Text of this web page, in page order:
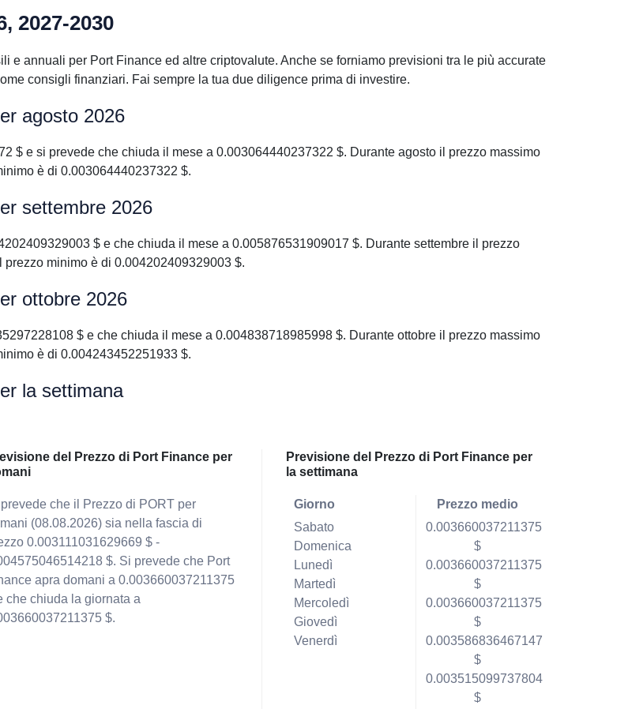
2027-2030
e annuali per Port Finance ed altre criptovalute. Anche se forniamo previsioni tra le più accurate
consigli finanziari. Fai sempre la tua due diligence prima di investire.
agosto 2026
$ e si prevede che chiuda il mese a 0.003064440237322 $. Durante agosto il prezzo massimo
è di 0.003064440237322 $.
settembre 2026
$ e che chiuda il mese a 0.005876531909017 $. Durante settembre il prezzo
minimo è di 0.004202409329003 $.
ottobre 2026
$ e che chiuda il mese a 0.004838718985998 $. Durante ottobre il prezzo massimo
è di 0.004243452251933 $.
la settimana
del Prezzo di Port Finance per
che il Prezzo di PORT per
(08.08.2026) sia nella fascia di
0.003111031629669 $ -
$. Si prevede che Port
apra domani a 0.003660037211375
che chiuda la giornata a
$.
Previsione del Prezzo di Port Finance per
la settimana
Giorno
Sabato
Domenica
Lunedì
Martedì
Mercoledì
Giovedì
Venerdì
Prezzo medio
0.003660037211375
$
0.003660037211375
$
0.003660037211375
$
0.003586836467147
$
0.003515099737804
$